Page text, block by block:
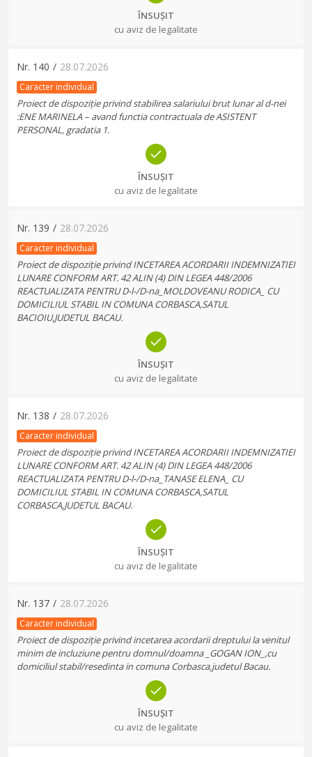
ÎNSUȘIT
cu aviz de legalitate
Nr. 140 / 28.07.2026
Caracter individual
Proiect de dispoziție privind stabilirea salariului brut lunar al d-nei
:ENE MARINELA – avand functia contractuala de ASISTENT
PERSONAL, gradatia 1.
ÎNSUȘIT
cu aviz de legalitate
Nr. 139 / 28.07.2026
Caracter individual
Proiect de dispoziție privind INCETAREA ACORDARII INDEMNIZATIEI
LUNARE CONFORM ART. 42 ALIN (4) DIN LEGEA 448/2006
REACTUALIZATA PENTRU D-l-/D-na_MOLDOVEANU RODICA_ CU
DOMICILIUL STABIL IN COMUNA CORBASCA,SATUL
BACIOIU,JUDETUL BACAU.
ÎNSUȘIT
cu aviz de legalitate
Nr. 138 / 28.07.2026
Caracter individual
Proiect de dispoziție privind INCETAREA ACORDARII INDEMNIZATIEI
LUNARE CONFORM ART. 42 ALIN (4) DIN LEGEA 448/2006
REACTUALIZATA PENTRU D-l-/D-na_TANASE ELENA_ CU
DOMICILIUL STABIL IN COMUNA CORBASCA,SATUL
CORBASCA,JUDETUL BACAU.
ÎNSUȘIT
cu aviz de legalitate
Nr. 137 / 28.07.2026
Caracter individual
Proiect de dispoziție privind incetarea acordarii dreptului la venitul
minim de incluziune pentru domnul/doamna _GOGAN ION_,cu
domiciliul stabil/resedinta in comuna Corbasca,judetul Bacau.
ÎNSUȘIT
cu aviz de legalitate